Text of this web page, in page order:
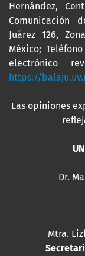
Hernández,
Comunicación
Juárez 126,
México;
electrónico
https://
Las opiniones
Dr.
Mtra.